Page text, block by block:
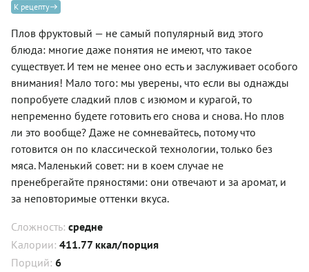
К рецепту
Плов фруктовый — не самый популярный вид этого
блюда: многие даже понятия не имеют, что такое
существует. И тем не менее оно есть и заслуживает особого
внимания! Мало того: мы уверены, что если вы однажды
попробуете сладкий плов с изюмом и курагой, то
непременно будете готовить его снова и снова. Но плов
ли это вообще? Даже не сомневайтесь, потому что
готовится он по классической технологии, только без
мяса. Маленький совет: ни в коем случае не
пренебрегайте пряностями: они отвечают и за аромат, и
за неповторимые оттенки вкуса.
Сложность: средне
Калории: 411.77 ккал/порция
Порций: 6